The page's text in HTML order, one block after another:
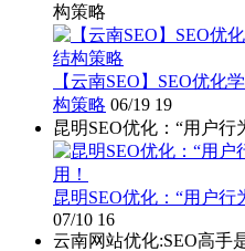
构策略
【云南SEO】SEO优化
构策略 06/19 19
昆明SEO优化：“用户行
昆明SEO优化：“用户行
07/10 16
云南网站优化:SEO高手